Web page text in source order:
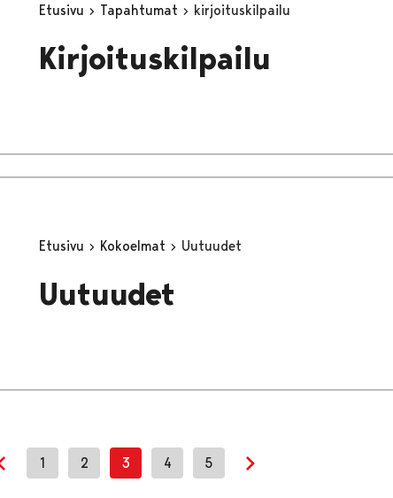
Etusivu Tapahtumat kirjoituskilpailu
Kirjoituskilpailu
Etusivu Kokoelmat Uutuudet
Uutuudet
Previous page
1 2 3 4 5